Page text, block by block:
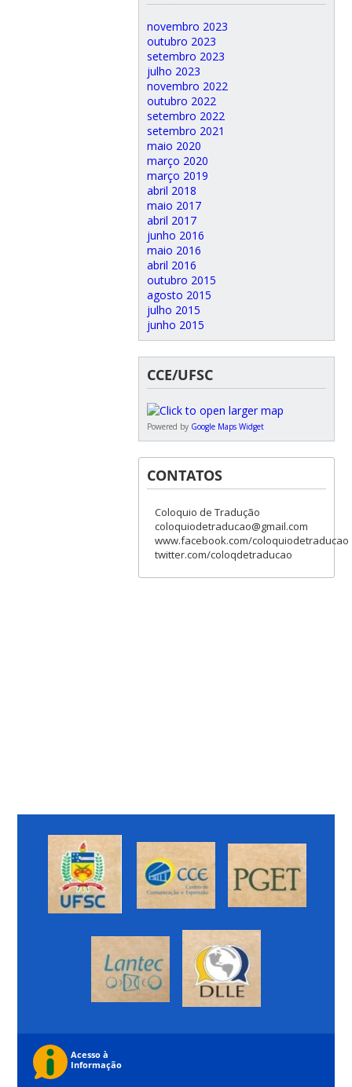
novembro 2023
outubro 2023
setembro 2023
julho 2023
novembro 2022
outubro 2022
setembro 2022
setembro 2021
maio 2020
março 2020
março 2019
abril 2018
maio 2017
abril 2017
junho 2016
maio 2016
abril 2016
outubro 2015
agosto 2015
julho 2015
junho 2015
CCE/UFSC
Powered by Google Maps Widget
CONTATOS
Coloquio de Tradução
coloquiodetraducao@gmail.com
www.facebook.com/coloquiodetraducao
twitter.com/coloqdetraducao